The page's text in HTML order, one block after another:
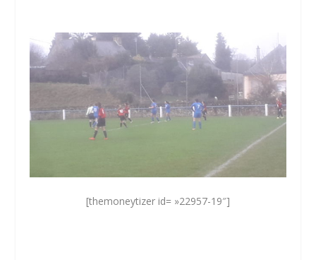
[themoneytizer id= »22957-19″]